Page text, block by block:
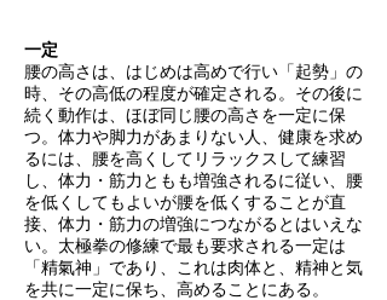
一定
腰の高さは、はじめは高めで行い「起勢」の
時、その高低の程度が確定される。 その後に
続く動作は、ほぼ同じ腰の高さを一定に保
つ。体力や脚力があまりない人、健康を求め
るには、腰を高くしてリラックスして練習
し、体力・筋力ともも増強されるに従い、腰
を低くしてもよいが腰を低くすることが直
接、体力・筋力の増強につながるとはいえな
い。太極拳の修練で最も要求される一定は
「精氣神」であり、これは肉体と、精神と気
を共に一定に保ち、高めることにある。